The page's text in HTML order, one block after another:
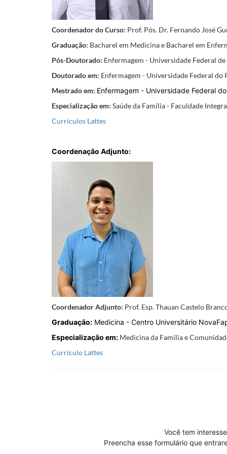
Coordenador do Curso: Prof. Pós. Dr. Fernando José
Graduação: Bacharel em Medicina e Bacharel em
Pós-Doutorado: Enfermagem - Universidade Federal
Doutorado em: Enfermagem - Universidade Federal do
Mestrado em: Enfermagem - Universidade Federal
Especialização em: Saúde da Família - Faculdade
Currículos Lattes
Coordenação Adjunto:
Coordenador Adjunto: Prof. Esp. Thauan Castelo
Graduação: Medicina - Centro Universitário
Especialização em: Medicina da Família e
Currículo Lattes